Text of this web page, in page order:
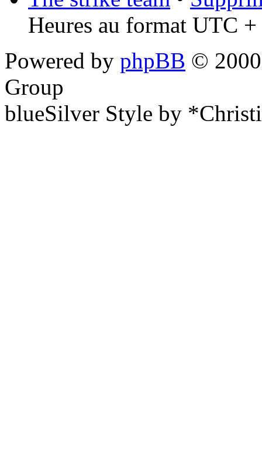
Heures au format UTC
Powered by phpBB ©
Group
blueSilver Style by